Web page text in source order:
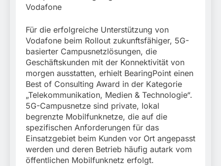
Vodafone
Für die erfolgreiche Unterstützung von
Vodafone beim Rollout zukunftsfähiger, 5G-
basierter Campusnetzlösungen, die
Geschäftskunden mit der Konnektivität von
morgen ausstatten, erhielt BearingPoint einen
Best of Consulting Award in der Kategorie
„Telekommunikation, Medien & Technologie“.
5G-Campusnetze sind private, lokal
begrenzte Mobilfunknetze, die auf die
spezifischen Anforderungen für das
Einsatzgebiet beim Kunden vor Ort angepasst
werden und deren Betrieb häufig autark vom
öffentlichen Mobilfunknetz erfolgt.